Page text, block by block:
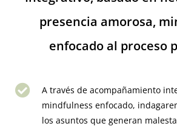
presencia amorosa,
enfocado al proceso
A través de acompañamiento
mindfulness enfocado,
los asuntos que generan